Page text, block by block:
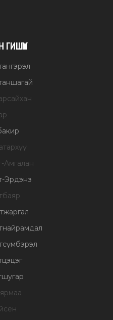
Амгалан
Эрдэнэ